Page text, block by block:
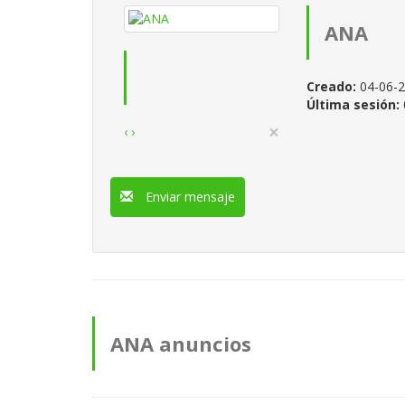
‹ › ×
ANA
Creado: 04-06-
Última sesión:
Enviar mensaje
ANA anuncios